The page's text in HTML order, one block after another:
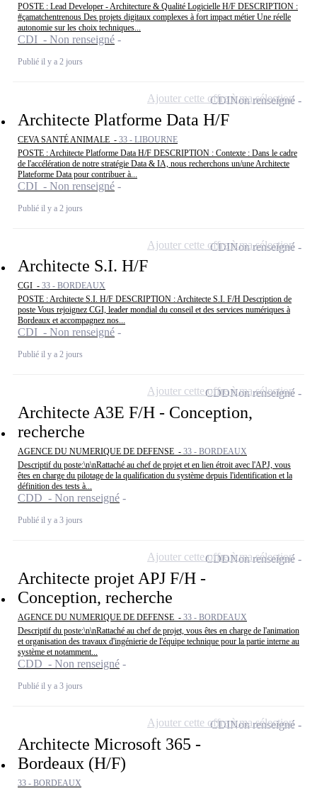
POSTE : Lead Developer - Architecture & Qualité Logicielle H/F DESCRIPTION :
#çamatchentrenous Des projets digitaux complexes à fort impact métier Une réelle
autonomie sur les choix techniques...
CDI - Non renseigné
Publié il y a 2 jours
Architecte Platforme Data H/F
CEVA SANTÉ ANIMALE - 33 - LIBOURNE
POSTE : Architecte Platforme Data H/F DESCRIPTION : Contexte : Dans le cadre
de l'accélération de notre stratégie Data & IA, nous recherchons un/une Architecte
Plateforme Data pour contribuer à...
CDI - Non renseigné
Publié il y a 2 jours
CDINon renseigné
Ajouter cette offre à ma sélection
Architecte S.I. H/F
CGI - 33 - BORDEAUX
POSTE : Architecte S.I. H/F DESCRIPTION : Architecte S.I. F/H Description de
poste Vous rejoignez CGI, leader mondial du conseil et des services numériques à
Bordeaux et accompagnez nos...
CDI - Non renseigné
Publié il y a 2 jours
CDINon renseigné
Ajouter cette offre à ma sélection
Architecte A3E F/H - Conception,
recherche
AGENCE DU NUMERIQUE DE DEFENSE - 33 - BORDEAUX
Descriptif du poste:\n\nRattaché au chef de projet et en lien étroit avec l'APJ, vous
êtes en charge du pilotage de la qualification du système depuis l'identification et la
définition des tests à...
CDD - Non renseigné
Publié il y a 3 jours
CDDNon renseigné
Ajouter cette offre à ma sélection
Architecte projet APJ F/H -
Conception, recherche
AGENCE DU NUMERIQUE DE DEFENSE - 33 - BORDEAUX
Descriptif du poste:\n\nRattaché au chef de projet, vous êtes en charge de l'animation
et organisation des travaux d'ingénierie de l'équipe technique pour la partie interne au
système et notamment...
CDD - Non renseigné
Publié il y a 3 jours
CDDNon renseigné
Ajouter cette offre à ma sélection
Architecte Microsoft 365 -
Bordeaux (H/F)
33 - BORDEAUX
CDINon renseigné
Ajouter cette offre à ma sélection